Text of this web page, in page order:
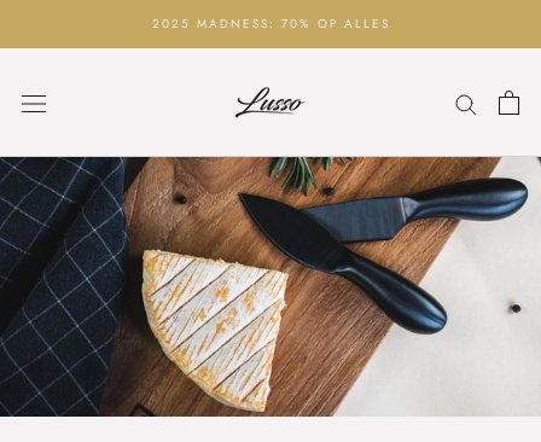
2025 MADNESS: 70% OP ALLES